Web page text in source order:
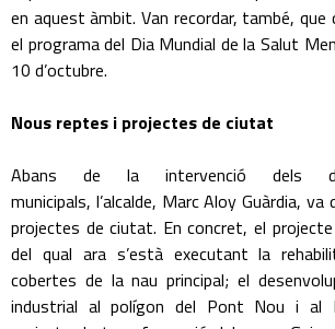
en aquest àmbit. Van recordar, també, que
el programa del Dia Mundial de la Salut
10 d’octubre.
Nous reptes i projectes de ciutat
Abans de la intervenció dels
municipals, l’alcalde, Marc Aloy Guàrdia, va
projectes de ciutat. En concret, el
del qual ara s’està executant la
cobertes de la nau principal; el
industrial al polígon del Pont Nou i al